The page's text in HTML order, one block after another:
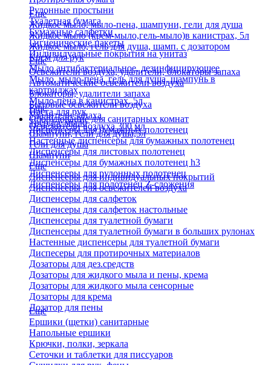
Рулонные простыни
Туалетная бумага
Бумажные салфетки
Гигиенические пакеты
Индивидуальные покрытия на унитаз
Еще
Жидкое мыло, мыло-пена, шампуни, гели для душа
Жидкое мыло (крем-мыло,гель-мыло)в канистрах, 5л
Жидкое мыло, гель для душа, шамп. с дозатором
Крем для рук
Мыло антибактериальное, дезинфицирующее
Мыло, мыло-пена, гель для душа, шампунь в
картриджах
Мыло-пена в канистрах, 5л
Паста для рук
Твердое мыло
Шампуни, гели для душа,5л
Гели для душа
Шампуни
Еще
Освежители воздуха, удалители, блокаторы запаха
Автоматические освежители воздуха
Блокаторы, удалители запаха
Бытовые освежители воздуха
Удалители запаха
Освежители воздуха 300 мл
Еще
Оборудование для санитарных комнат
Диспенсеры для бумажных полотенец
Настенные диспенсеры для бумажных полотенец
Диспенсеры для листовых полотенец
Диспенсеры для бумажных полотенец h3
Диспенсеры для рулонных полотенец
Диспенсеры для полотенец Z-сложения
Еще
Диспенсеры для индивидуальных покрытий
Диспенсеры для освежителей воздуха
Диспенсеры для салфеток
Диспенсеры для салфеток настольные
Диспенсеры для туалетной бумаги
Диспенсеры для туалетной бумаги в больших рулонах
Настенные диспенсеры для туалетной бумаги
Диспесеры для протирочных материалов
Дозаторы для дез.средств
Дозаторы для жидкого мыла и пены, крема
Дозаторы для жидкого мыла сенсорные
Дозаторы для крема
Дозатор для пены
Еще
Ершики (щетки) санитарные
Напольные ершики
Крючки, полки, зеркала
Сеточки и таблетки для писсуаров